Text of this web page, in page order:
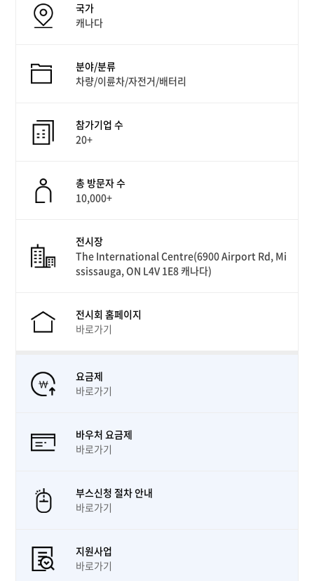
국가
캐나다
분야/분류
차량/이륜차/자전거/배터리
참가기업 수
20+
총 방문자 수
10,000+
전시장
The International Centre(6900 Airport Rd, Mi
ssissauga, ON L4V 1E8 캐나다)
전시회 홈페이지
바로가기
요금제
바로가기
바우처 요금제
바로가기
부스신청 절차 안내
바로가기
지원사업
바로가기